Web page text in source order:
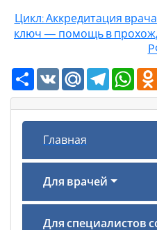
Цикл: Аккредитация
ключ — помощь в
Ресурс
VK Mail.RuTelegram
Главная
Для врачей
Для специалистов